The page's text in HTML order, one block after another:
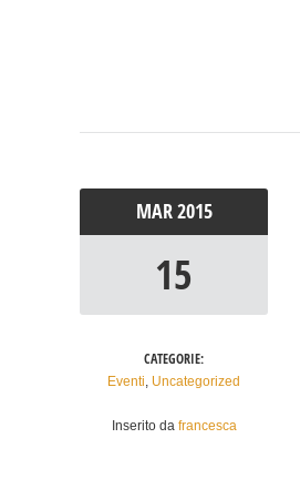
MAR2015
15
CATEGORIE:
Eventi, Uncategorized
Inserito da francesca